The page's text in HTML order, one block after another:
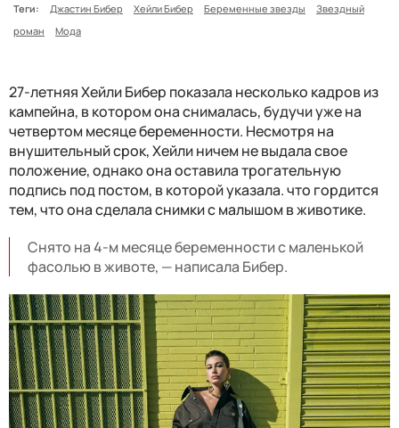
Теги:
Джастин Бибер Хейли Бибер Беременные звезды
Звездный
роман
Мода
27-летняя Хейли Бибер показала несколько кадров из
кампейна, в котором она снималась, будучи уже на
четвертом месяце беременности. Несмотря на
внушительный срок, Хейли ничем не выдала свое
положение, однако она оставила трогательную
подпись под постом, в которой указала. что гордится
тем, что она сделала снимки с малышом в животике.
Снято на 4-м месяце беременности с маленькой
фасолью в животе, — написала Бибер.